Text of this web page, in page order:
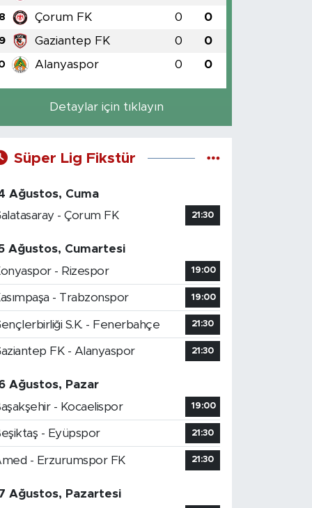
8 Çorum FK 0 0
9 Gaziantep FK 0 0
Alanyaspor 0 0
Detaylar için tıklayın
Süper Lig Fikstür
Ağustos, Cuma
- Çorum FK
21:30
Ağustos, Cumartesi
- Rizespor
19:00
- Trabzonspor 19:00
S.K. - Fenerbahçe 21:30
FK - Alanyaspor 21:30
Ağustos, Pazar
- Kocaelispor
19:00
- Eyüpspor 21:30
- Erzurumspor FK 21:30
Ağustos, Pazartesi